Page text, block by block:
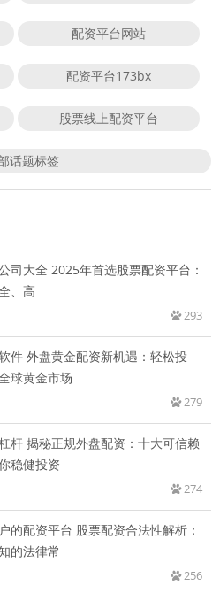
配资平台网站
配资平台173bx
股票线上配资平台
话题标签
司大全 2025年首选股票配资平台：
、高
293
件 外盘黄金配资新机遇：轻松投
球黄金市场
279
杆 揭秘正规外盘配资：十大可信赖
稳健投资
274
的配资平台 股票配资合法性解析：
的法律常
256